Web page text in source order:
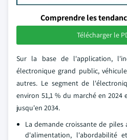
Comprendre les
Télécharger le
Sur la base de l'application,
électronique grand public,
autres. Le segment de
environ 51,1 % du marché en
jusqu'en 2034.
La demande croissante de piles
d'alimentation, l'abordabilité